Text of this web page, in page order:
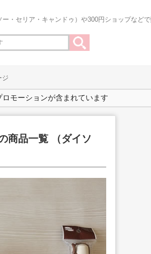
ー・セリア・キャンドゥ）や300円ショップなど
ジ
ロモーションが含まれています
商品一覧 （ダイソ